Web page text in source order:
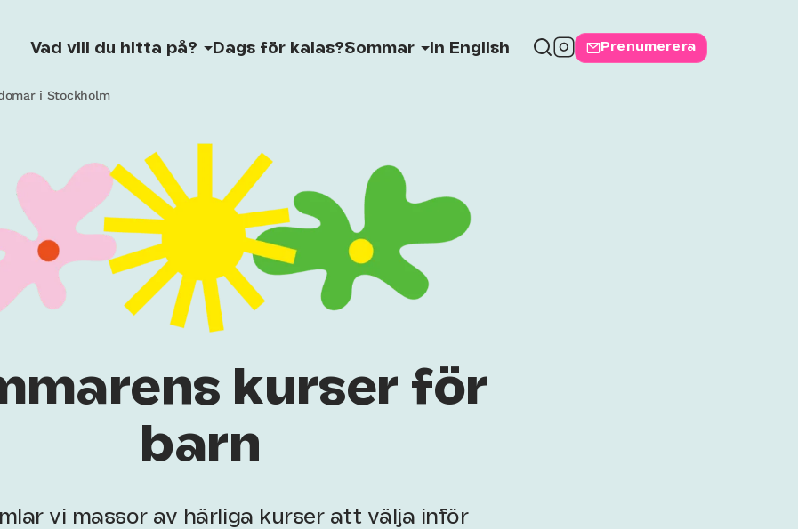
Vad vill du hitta på? Dags för kalas?Sommar In English Prenumerera
i Stockholm
kurser för
barn
vi massor av härliga kurser att välja inför